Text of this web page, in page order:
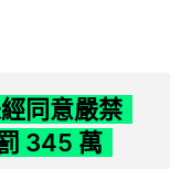
同意嚴禁
345 萬